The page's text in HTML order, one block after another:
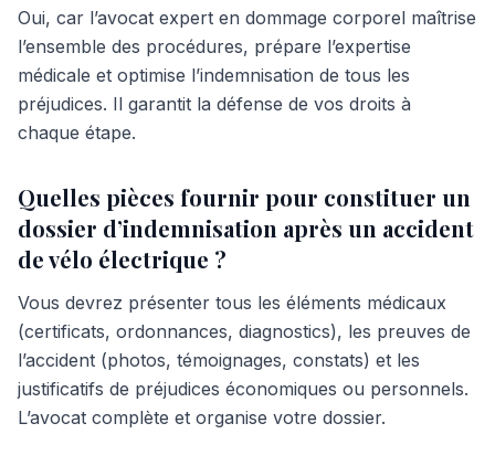
Oui, car l’avocat expert en dommage corporel maîtrise
l’ensemble des procédures, prépare l’expertise
médicale et optimise l’indemnisation de tous les
préjudices. Il garantit la défense de vos droits à
chaque étape.
Quelles pièces fournir pour constituer un
dossier d’indemnisation après un accident
de vélo électrique ?
Vous devrez présenter tous les éléments médicaux
(certificats, ordonnances, diagnostics), les preuves de
l’accident (photos, témoignages, constats) et les
justificatifs de préjudices économiques ou personnels.
L’avocat complète et organise votre dossier.